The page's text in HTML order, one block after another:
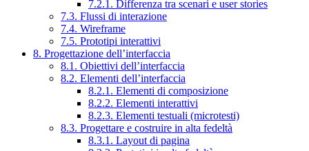
7.2.1. Differenza tra scenari e user stories
7.3. Flussi di interazione
7.4. Wireframe
7.5. Prototipi interattivi
8. Progettazione dell’interfaccia
8.1. Obiettivi dell’interfaccia
8.2. Elementi dell’interfaccia
8.2.1. Elementi di composizione
8.2.2. Elementi interattivi
8.2.3. Elementi testuali (microtesti)
8.3. Progettare e costruire in alta fedeltà
8.3.1. Layout di pagina